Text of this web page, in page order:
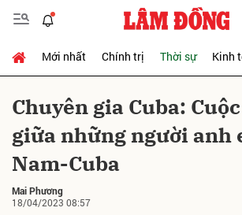
Mới nhất Chính trị Thời sự Kinh
Chuyên gia Cuba:
giữa những người anh
Nam-Cuba
Mai Phương
18/04/2023 08:57
Gửi bình luận